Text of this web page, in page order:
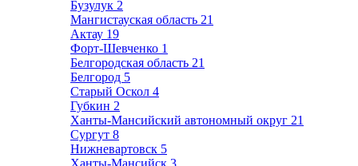
Бузулук 2
Мангистауская область 21
Актау 19
Форт-Шевченко 1
Белгородская область 21
Белгород 5
Старый Оскол 4
Губкин 2
Ханты-Мансийский автономный округ 21
Сургут 8
Нижневартовск 5
Ханты-Мансийск 3